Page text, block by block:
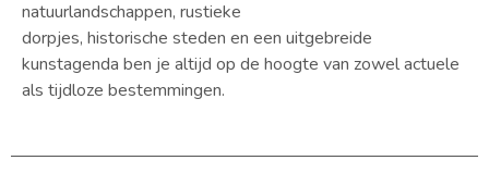
natuurlandschappen, rustieke
dorpjes, historische steden en een uitgebreide
kunstagenda ben je altijd op de hoogte van zowel actuele
als tijdloze bestemmingen.